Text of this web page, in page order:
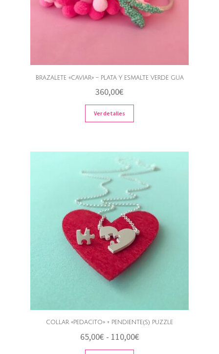
BRAZALETE «CAVIAR» – PLATA Y ESMALTE VERDE GUA
360,00€
Ver detalles
COLLAR «PEDACITO» + PENDIENTE(S) PUZZLE
65,00€ - 110,00€Rango